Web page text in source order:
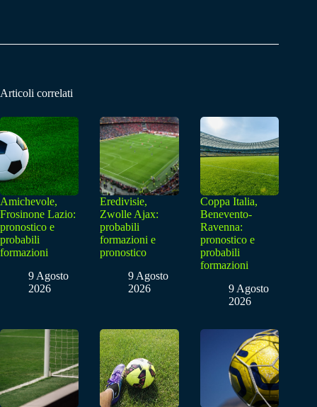
Articoli correlati
Amichevole,
Frosinone Lazio:
pronostico e
probabili
formazioni
9 Agosto
2026
Eredivisie,
Zwolle Ajax:
probabili
formazioni e
pronostico
9 Agosto
2026
Coppa Italia,
Benevento-
Ravenna:
pronostico e
probabili
formazioni
9 Agosto
2026